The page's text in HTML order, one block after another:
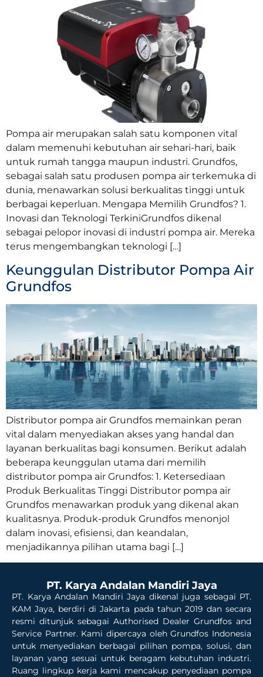
Pompa air merupakan salah satu komponen vital
dalam memenuhi kebutuhan air sehari-hari, baik
untuk rumah tangga maupun industri. Grundfos,
sebagai salah satu produsen pompa air terkemuka di
dunia, menawarkan solusi berkualitas tinggi untuk
berbagai keperluan. Mengapa Memilih Grundfos? 1.
Inovasi dan Teknologi TerkiniGrundfos dikenal
sebagai pelopor inovasi di industri pompa air. Mereka
terus mengembangkan teknologi […]
Keunggulan Distributor Pompa Air
Grundfos
Distributor pompa air Grundfos memainkan peran
vital dalam menyediakan akses yang handal dan
layanan berkualitas bagi konsumen. Berikut adalah
beberapa keunggulan utama dari memilih
distributor pompa air Grundfos: 1. Ketersediaan
Produk Berkualitas Tinggi Distributor pompa air
Grundfos menawarkan produk yang dikenal akan
kualitasnya. Produk-produk Grundfos menonjol
dalam inovasi, efisiensi, dan keandalan,
menjadikannya pilihan utama bagi […]
PT. Karya Andalan Mandiri Jaya
PT. Karya Andalan Mandiri Jaya dikenal juga sebagai PT.
KAM Jaya, berdiri di Jakarta pada tahun 2019 dan secara
resmi ditunjuk sebagai Authorised Dealer Grundfos and
Service Partner. Kami dipercaya oleh Grundfos Indonesia
untuk menyediakan berbagai pilihan pompa, solusi, dan
layanan yang sesuai untuk beragam kebutuhan industri.
Ruang lingkup kerja kami mencakup penyediaan pompa